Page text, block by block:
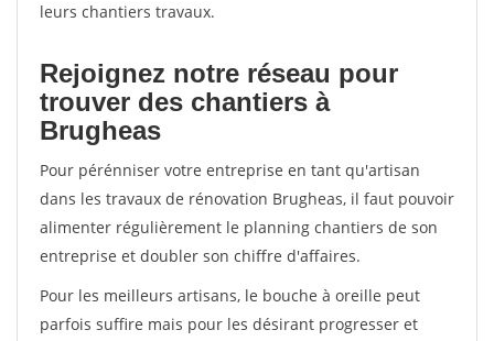
leurs chantiers travaux.
Rejoignez notre réseau pour
trouver des chantiers à
Brugheas
Pour pérénniser votre entreprise en tant qu'artisan
dans les travaux de rénovation Brugheas, il faut pouvoir
alimenter régulièrement le planning chantiers de son
entreprise et doubler son chiffre d'affaires.
Pour les meilleurs artisans, le bouche à oreille peut
parfois suffire mais pour les désirant progresser et